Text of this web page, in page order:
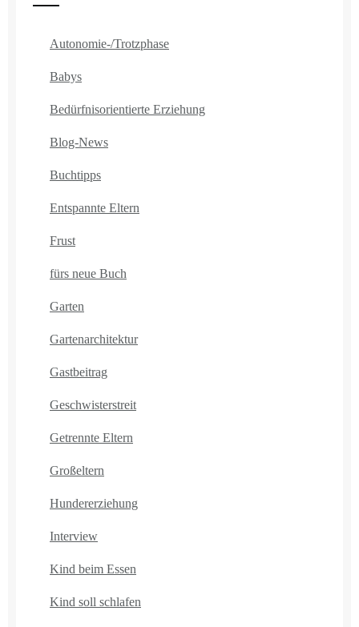
Autonomie-/Trotzphase
Babys
Bedürfnisorientierte Erziehung
Blog-News
Buchtipps
Entspannte Eltern
Frust
fürs neue Buch
Garten
Gartenarchitektur
Gastbeitrag
Geschwisterstreit
Getrennte Eltern
Großeltern
Hundererziehung
Interview
Kind beim Essen
Kind soll schlafen